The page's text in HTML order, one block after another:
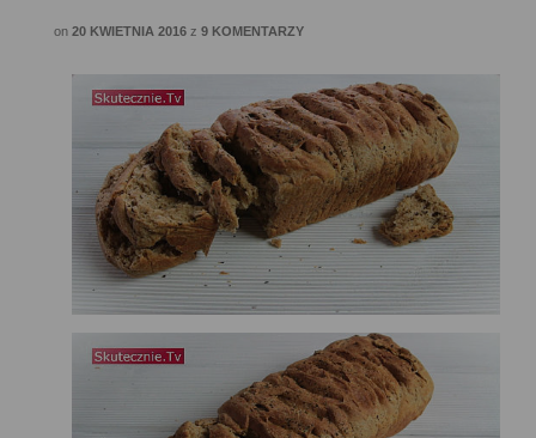
on 20 KWIETNIA 2016 z 9 KOMENTARZY